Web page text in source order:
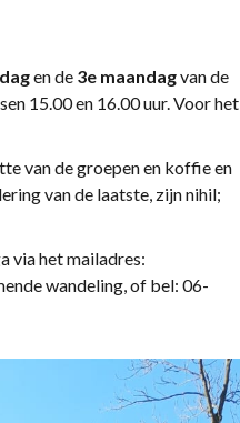
en de 3e maandagvan de
15.00 en 16.00 uur. Voor het
van de groepen en koffie en
van de laatste, zijn nihil;
via het mailadres:
wandeling, of bel: 06-